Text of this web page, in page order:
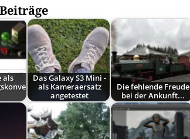
als
Das Galaxy S3 Mini -
als Kameraersatz
angetestet
Die fehlende Freude
bei der Ankunft...